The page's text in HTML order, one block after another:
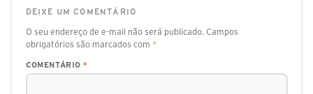
DEIXE UM COMENTÁRIO
O seu endereço de e-mail não será publicado. Campos
obrigatórios são marcados com *
COMENTÁRIO *